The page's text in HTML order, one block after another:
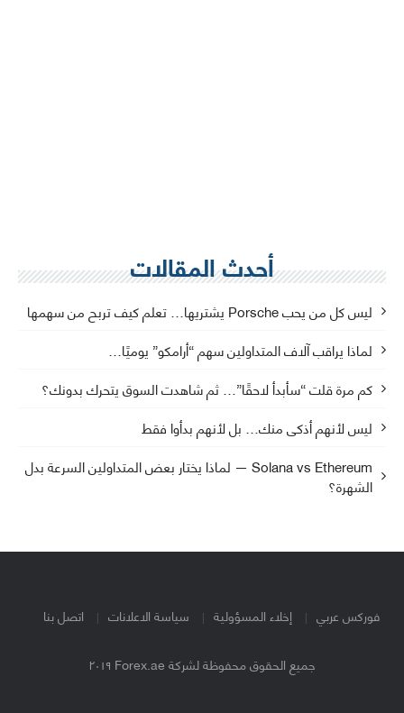
أحدث المقالات
ليس كل من يحب Porsche يشتريها… تعلم كيف تربح من سهمها
لماذا يراقب آلاف المتداولين سهم “أرامكو” يوميًا…
كم مرة قلت “سأبدأ لاحقًا”… ثم شاهدت السوق يتحرك بدونك؟
ليس لأنهم أذكى منك… بل لأنهم بدأوا فقط
Solana vs Ethereum — لماذا يختار بعض المتداولين السرعة بدل
الشهرة؟
فوركس عربي إخلاء المسؤولية سياسة الاعلانات اتصل بنا
جميع الحقوق محفوظة لشركة Forex.ae ٢٠١٩